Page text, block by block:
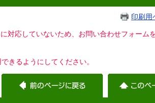
印刷用
対応していないため、お問い合わせフォーム
きるようにしてください。